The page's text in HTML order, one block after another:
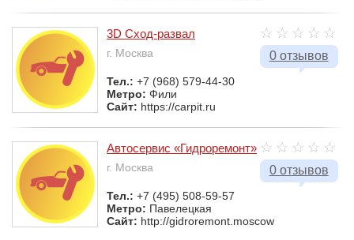
0 отзывов
3D Сход-развал
г. Москва
Тел.: +7 (968) 579-44-30
Метро: Фили
Сайт: https://carpit.ru
0 отзывов
Автосервис «Гидроремонт»
г. Москва
Тел.: +7 (495) 508-59-57
Метро: Павелецкая
Сайт: http://gidroremont.moscow